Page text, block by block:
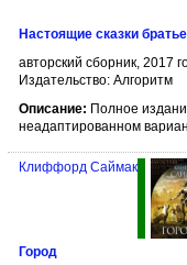
Настоящие сказки
авторский сборник, 2017
Издательство: Алгоритм
Описание: Полное
неадаптированном
Клиффорд Саймак
Город